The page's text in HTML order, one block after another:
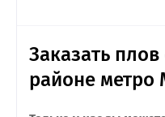
Заказать плов
районе метро